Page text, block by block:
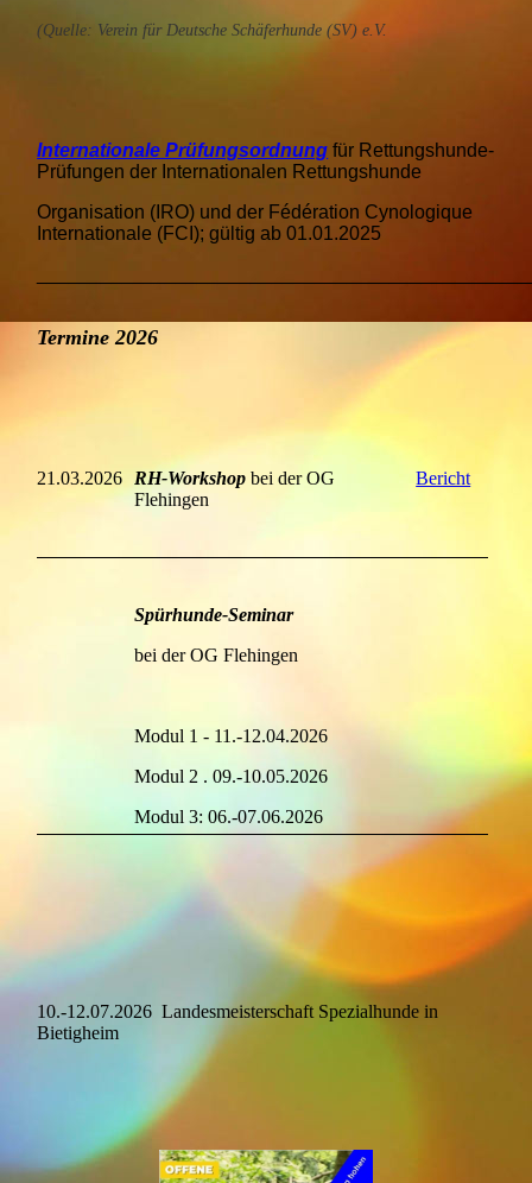
(Quelle: Verein für Deutsche Schäferhunde (SV) e.V.
Internationale Prüfungsordnung für Rettungshunde-
Prüfungen der Internationalen Rettungshunde
Organisation (IRO) und der Fédération Cynologique
Internationale (FCI); gültig ab 01.01.2025
Termine 2026
21.03.2026 RH-Workshopbei der OG
Flehingen
Bericht
Spürhunde-Seminar
bei der OG Flehingen
Modul 1 - 11.-12.04.2026
Modul 2 . 09.-10.05.2026
Modul 3: 06.-07.06.2026
10.-12.07.2026 Landesmeisterschaft Spezialhunde in
Bietigheim